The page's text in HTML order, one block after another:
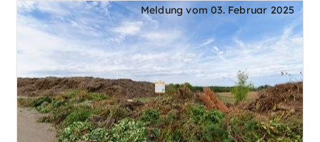
Meldung vom 03. Februar 2025